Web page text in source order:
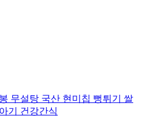
무설탕 국산 현미칩 뻥튀기 쌀
기 건강간식